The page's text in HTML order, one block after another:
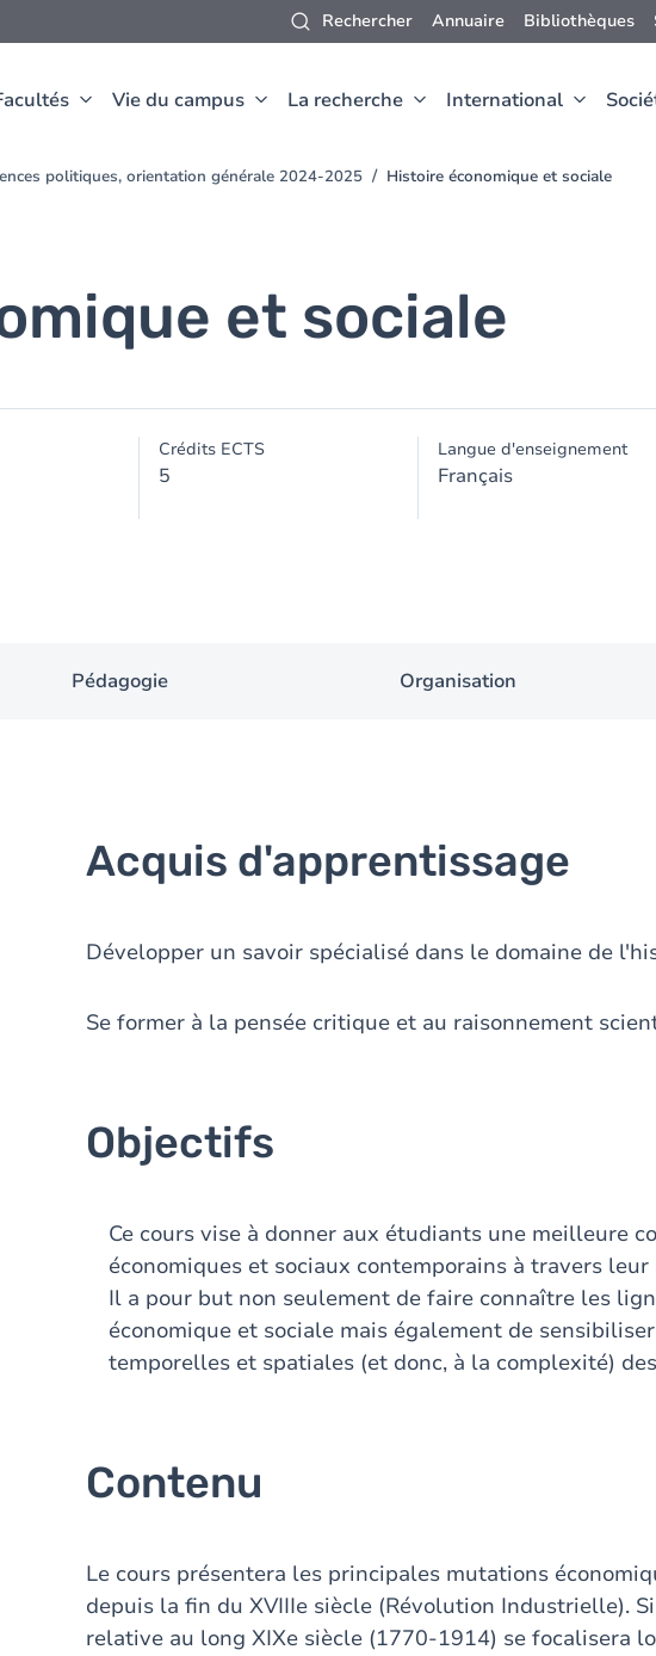
Rechercher Annuaire Bibliothèques
Vie du campus La recherche International
politiques, orientation générale 2024-2025 Histoire économique et sociale
et sociale
Crédits ECTS
5
Langue d'enseignement
Français
Pédagogie Organisation
Acquis d'apprentissage
Développer un savoir spécialisé dans le domaine de
Se former à la pensée critique et au raisonnement
Objectifs
Ce cours vise à donner aux étudiants une meilleure
économiques et sociaux contemporains à travers
Il a pour but non seulement de faire connaître les
économique et sociale mais également de
temporelles et spatiales (et donc, à la complexité)
Contenu
Le cours présentera les principales mutations
depuis la fin du XVIIIe siècle (Révolution Industrielle).
relative au long XIXe siècle (1770-1914) se focalisera